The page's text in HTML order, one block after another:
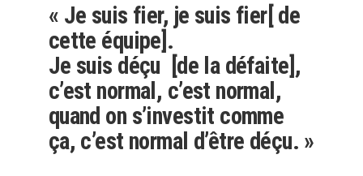
« Je suis fier, je suis fier[ de
cette équipe].
Je suis déçu [de la défaite],
c’est normal, c’est normal,
quand on s’investit comme
ça, c’est normal d’être déçu. »